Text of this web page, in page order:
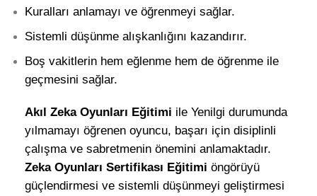
Kuralları anlamayı ve öğrenmeyi sağlar.
Sistemli düşünme alışkanlığını kazandırır.
Boş vakitlerin hem eğlenme hem de öğrenme ile
geçmesini sağlar.
Akıl Zeka Oyunları Eğitimi ile Yenilgi durumunda
yılmamayı öğrenen oyuncu, başarı için disiplinli
çalışma ve sabretmenin önemini anlamaktadır.
Zeka Oyunları Sertifikası Eğitimi öngörüyü
güçlendirmesi ve sistemli düşünmeyi geliştirmesi